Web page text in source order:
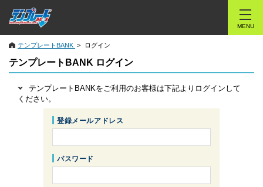
MENU
テンプレートBANK ログイン
テンプレートBANK ログイン
テンプレートBANKをご利用のお客様は下記よりログインして
ください。
登録メールアドレス
パスワード